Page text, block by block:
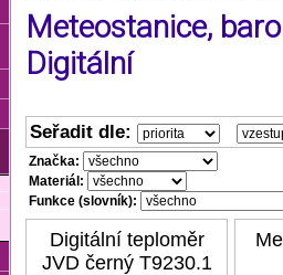
Meteostanice,
Digitální
Seřadit dle:
Značka:
Materiál:
Funkce (slovník):
Digitální teploměr
JVD černý T9230.1